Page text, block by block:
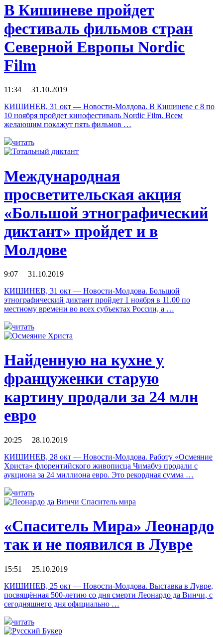
В Кишиневе пройдет
фестиваль фильмов стран
Северной Европы Nordic
Film
11:34 31.10.2019
КИШИНЕВ, 31 окт — Новости-Молдова. В Кишиневе с 8 по
10 ноября пройдет кинофестиваль Nordic Film. Всем
желающим покажут пять фильмов …
читать
Международная
просветительская акция
«Большой этнографический
диктант» пройдет и в
Молдове
9:07 31.10.2019
КИШИНЕВ, 31 окт — Новости-Молдова. Большой
этнографический диктант пройдет 1 ноября в 11.00 по
местному времени во всех субъектах России, а …
читать
Найденную на кухне у
француженки старую
картину продали за 24 млн
евро
20:25 28.10.2019
КИШИНЕВ, 28 окт — Новости-Молдова. Работу «Осмеяние
Христа» флорентийского живописца Чимабуэ продали с
аукциона за 24 миллиона евро. Это рекордная сумма …
читать
«Спаситель Мира» Леонардо
так и не появился в Лувре
15:51 25.10.2019
КИШИНЕВ, 25 окт — Новости-Молдова. Выставка в Лувре,
посвящённая 500-летию со дня смерти Леонардо да Винчи, с
сегодняшнего дня официально …
читать